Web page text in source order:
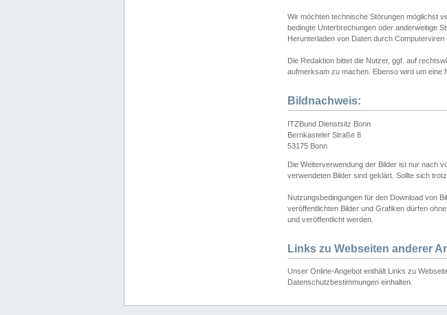
Wir möchten technische Störungen möglichst
bedingte Unterbrechungen oder anderweitige
Herunterladen von Daten durch
Die Redaktion bittet die Nutzer, ggf. auf
aufmerksam zu machen. Ebenso wird um eine
Bildnachweis:
ITZBund Dienstsitz Bonn
Bernkasteler Straße 8
53175 Bonn
Die Weiterverwendung der Bilder ist nur nach
verwendeten Bilder sind geklärt. Sollte sich
Nutzungsbedingungen für den Download von
veröffentlichten Bilder und Grafiken dürfen
und veröffentlicht werden.
Links zu Webseiten anderer
Unser Online-Angebot enthält Links zu
Datenschutzbestimmungen einhalten.